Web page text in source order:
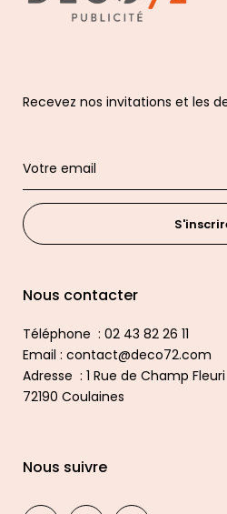
Recevez nos invitations et les
Nous contacter
Téléphone : 02 43 82 26 11
Email : contact@deco72.com
Adresse : 1 Rue de Champ Fleuri
72190 Coulaines
Nous suivre